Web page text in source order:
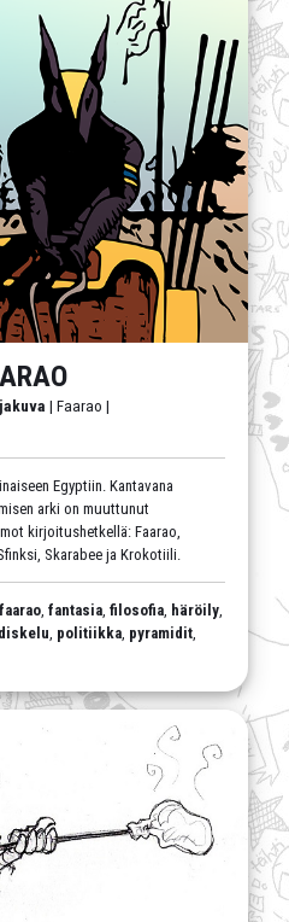
| Faarao |
Egyptiin. Kantavana
arki on muuttunut
kirjoitushetkellä: Faarao,
Skarabee ja Krokotiili.
faarao,fantasia,filosofia, häröily,
, politiikka, pyramidit,